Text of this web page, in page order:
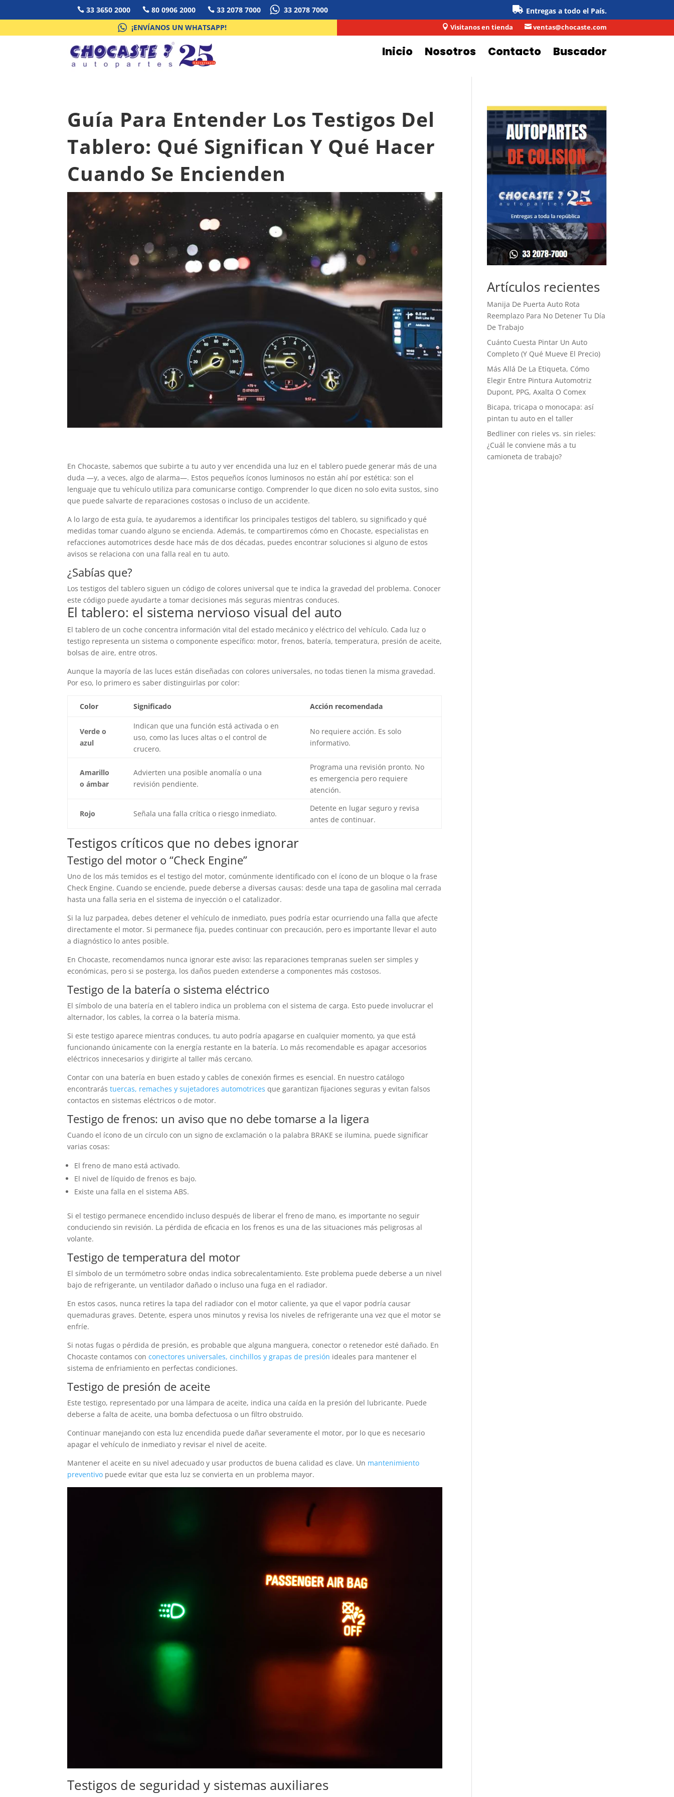
 33 3650 2000  80 0906 2000  33 2078 7000 33 2078 7000
Entregas a todo el País.
¡ENVÍANOS UN WHATSAPP!
 Visitanos en tienda  ventas@chocaste.com
Inicio Nosotros Contacto Buscador
Guía Para Entender Los Testigos Del
Tablero: Qué Significan Y Qué Hacer
Cuando Se Encienden
En Chocaste, sabemos que subirte a tu auto y ver encendida una luz en el tablero puede generar más de una
duda —y, a veces, algo de alarma—. Estos pequeños íconos luminosos no están ahí por estética: son el
lenguaje que tu vehículo utiliza para comunicarse contigo. Comprender lo que dicen no solo evita sustos, sino
que puede salvarte de reparaciones costosas o incluso de un accidente.
A lo largo de esta guía, te ayudaremos a identificar los principales testigos del tablero, su significado y qué
medidas tomar cuando alguno se encienda. Además, te compartiremos cómo en Chocaste, especialistas en
refacciones automotrices desde hace más de dos décadas, puedes encontrar soluciones si alguno de estos
avisos se relaciona con una falla real en tu auto.
¿Sabías que?
Los testigos del tablero siguen un código de colores universal que te indica la gravedad del problema. Conocer
este código puede ayudarte a tomar decisiones más seguras mientras conduces.
El tablero: el sistema nervioso visual del auto
El tablero de un coche concentra información vital del estado mecánico y eléctrico del vehículo. Cada luz o
testigo representa un sistema o componente específico: motor, frenos, batería, temperatura, presión de aceite,
bolsas de aire, entre otros.
Aunque la mayoría de las luces están diseñadas con colores universales, no todas tienen la misma gravedad.
Por eso, lo primero es saber distinguirlas por color:
Color Significado Acción recomendada
Verde o
azul
Indican que una función está activada o en
uso, como las luces altas o el control de
crucero.
No requiere acción. Es solo
informativo.
Amarillo
o ámbar
Advierten una posible anomalía o una
revisión pendiente.
Programa una revisión pronto. No
es emergencia pero requiere
atención.
Rojo Señala una falla crítica o riesgo inmediato.
Detente en lugar seguro y revisa
antes de continuar.
Testigos críticos que no debes ignorar
Testigo del motor o “Check Engine”
Uno de los más temidos es el testigo del motor, comúnmente identificado con el ícono de un bloque o la frase
Check Engine. Cuando se enciende, puede deberse a diversas causas: desde una tapa de gasolina mal cerrada
hasta una falla seria en el sistema de inyección o el catalizador.
Si la luz parpadea, debes detener el vehículo de inmediato, pues podría estar ocurriendo una falla que afecte
directamente el motor. Si permanece fija, puedes continuar con precaución, pero es importante llevar el auto
a diagnóstico lo antes posible.
En Chocaste, recomendamos nunca ignorar este aviso: las reparaciones tempranas suelen ser simples y
económicas, pero si se posterga, los daños pueden extenderse a componentes más costosos.
Testigo de la batería o sistema eléctrico
El símbolo de una batería en el tablero indica un problema con el sistema de carga. Esto puede involucrar el
alternador, los cables, la correa o la batería misma.
Si este testigo aparece mientras conduces, tu auto podría apagarse en cualquier momento, ya que está
funcionando únicamente con la energía restante en la batería. Lo más recomendable es apagar accesorios
eléctricos innecesarios y dirigirte al taller más cercano.
Contar con una batería en buen estado y cables de conexión firmes es esencial. En nuestro catálogo
encontrarástuercas, remaches y sujetadores automotrices que garantizan fijaciones seguras y evitan falsos
contactos en sistemas eléctricos o de motor.
Testigo de frenos: un aviso que no debe tomarse a la ligera
Cuando el ícono de un círculo con un signo de exclamación o la palabra BRAKE se ilumina, puede significar
varias cosas:
El freno de mano está activado.
El nivel de líquido de frenos es bajo.
Existe una falla en el sistema ABS.
Si el testigo permanece encendido incluso después de liberar el freno de mano, es importante no seguir
conduciendo sin revisión. La pérdida de eficacia en los frenos es una de las situaciones más peligrosas al
volante.
Testigo de temperatura del motor
El símbolo de un termómetro sobre ondas indica sobrecalentamiento. Este problema puede deberse a un nivel
bajo de refrigerante, un ventilador dañado o incluso una fuga en el radiador.
En estos casos, nunca retires la tapa del radiador con el motor caliente, ya que el vapor podría causar
quemaduras graves. Detente, espera unos minutos y revisa los niveles de refrigerante una vez que el motor se
enfríe.
Si notas fugas o pérdida de presión, es probable que alguna manguera, conector o retenedor esté dañado. En
Chocaste contamos conconectores universales, cinchillos y grapas de presión ideales para mantener el
sistema de enfriamiento en perfectas condiciones.
Testigo de presión de aceite
Este testigo, representado por una lámpara de aceite, indica una caída en la presión del lubricante. Puede
deberse a falta de aceite, una bomba defectuosa o un filtro obstruido.
Continuar manejando con esta luz encendida puede dañar severamente el motor, por lo que es necesario
apagar el vehículo de inmediato y revisar el nivel de aceite.
Mantener el aceite en su nivel adecuado y usar productos de buena calidad es clave. Un mantenimiento
preventivo puede evitar que esta luz se convierta en un problema mayor.
Testigos de seguridad y sistemas auxiliares
Artículos recientes
Manija De Puerta Auto Rota
Reemplazo Para No Detener Tu Día
De Trabajo
Cuánto Cuesta Pintar Un Auto
Completo (Y Qué Mueve El Precio)
Más Allá De La Etiqueta, Cómo
Elegir Entre Pintura Automotriz
Dupont, PPG, Axalta O Comex
Bicapa, tricapa o monocapa: así
pintan tu auto en el taller
Bedliner con rieles vs. sin rieles:
¿Cuál le conviene más a tu
camioneta de trabajo?